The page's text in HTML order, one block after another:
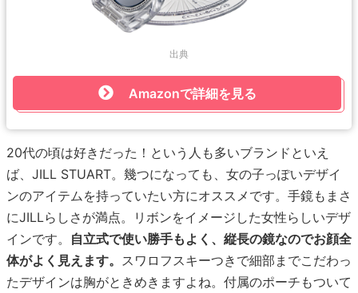
出典
Amazonで詳細を見る
20代の頃は好きだった！という人も多いブランドといえ
ば、JILL STUART。幾つになっても、女の子っぽいデザイ
ンのアイテムを持っていたい方にオススメです。手鏡もまさ
にJILLらしさが満点。リボンをイメージした女性らしいデザ
インです。 自立式で使い勝手もよく、縦長の鏡なのでお顔全
体がよく見えます。 スワロフスキーつきで細部までこだわっ
たデザインは胸がときめきますよね。付属のポーチもついて